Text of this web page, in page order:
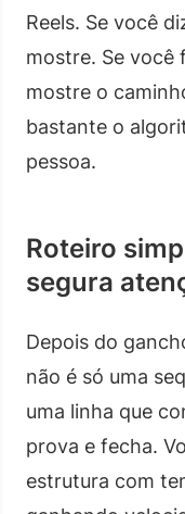
Reels. Se você
mostre. Se você
mostre o
bastante o
pessoa.
Roteiro
segura
Depois do
não é só uma
uma linha que
prova e fecha.
estrutura com